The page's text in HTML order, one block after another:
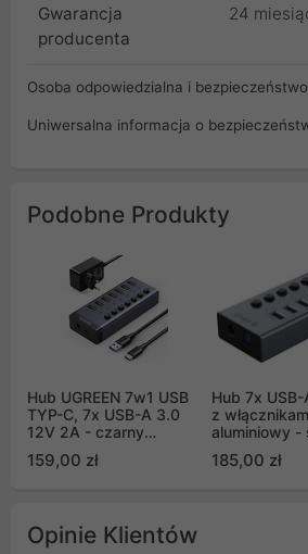
Gwarancja
producenta
24
Osoba odpowiedzialna i bezpieczeństwo
Uniwersalna informacja o
Podobne Produkty
Hub UGREEN 7w1 USB
TYP-C, 7x USB-A 3.0
12V 2A - czarny
(90307)
159,00 zł
Hub 7x
z
aluminiowy -
185,00 zł
Opinie Klientów